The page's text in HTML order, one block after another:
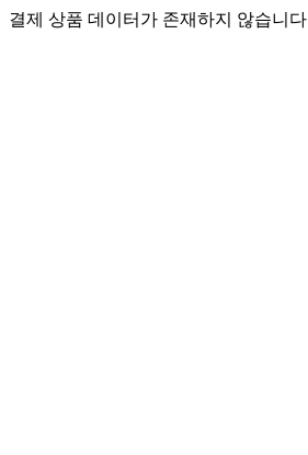
결제 상품 데이터가 존재하지 않습니다